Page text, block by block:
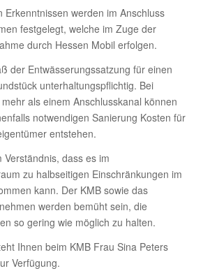
Erkenntnissen werden im Anschluss
festgelegt, welche im Zuge der
durch Hessen Mobil erfolgen.
der Entwässerungssatzung für einen
unterhaltungspflichtig. Bei
als einem Anschlusskanal können
notwendigen Sanierung Kosten für
entstehen.
Verständnis, dass es im
zu halbseitigen Einschränkungen im
kann. Der KMB sowie das
werden bemüht sein, die
so gering wie möglich zu halten.
Ihnen beim KMB Frau Sina Peters
Verfügung.